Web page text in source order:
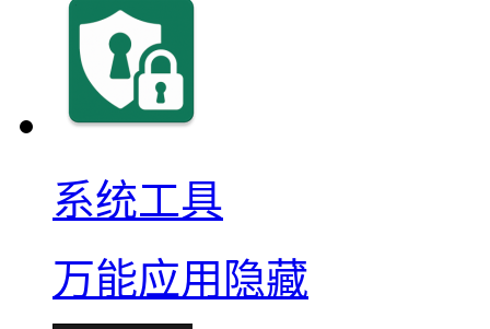
系统工具
万能应用隐藏